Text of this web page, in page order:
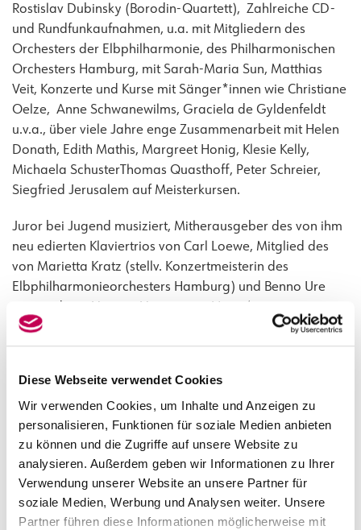
Diese Webseite verwendet Cookies
Wir verwenden Cookies, um Inhalte und Anzeigen zu
personalisieren, Funktionen für soziale Medien anbieten
zu können und die Zugriffe auf unsere Website zu
analysieren. Außerdem geben wir Informationen zu Ihrer
Verwendung unserer Website an unsere Partner für
soziale Medien, Werbung und Analysen weiter. Unsere
Partner führen diese Informationen möglicherweise mit
Rostislav Dubinsky (Borodin-Quartett), Zahlreiche CD-
und Rundfunkaufnahmen, u.a. mit Mitgliedern des
Orchesters der Elbphilharmonie, des Philharmonischen
Orchesters Hamburg, mit Sarah-Maria Sun, Matthias
Veit, Konzerte und Kurse mit Sänger*innen wie Christiane
Oelze, Anne Schwanewilms, Graciela de Gyldenfeldt
u.v.a., über viele Jahre enge Zusammenarbeit mit Helen
Donath, Edith Mathis, Margreet Honig, Klesie Kelly,
Michaela SchusterThomas Quasthoff, Peter Schreier,
Siegfried Jerusalem auf Meisterkursen.
Juror bei Jugend musiziert, Mitherausgeber des von ihm
neu edierten Klaviertrios von Carl Loewe, Mitglied des
von Marietta Kratz (stellv. Konzertmeisterin des
Elbphilharmonieorchesters Hamburg) und Benno Ure
Zusammenarbeit mit dem Sängerkomponisten Steffen
Wolf für sein pädagogisches Werk ‚der deutsche Vaccai‘
ebenfalls bei Breitkopf & Härtel.
Lebenseinstellung:Es gibt immer einen Weg
YouTube:Konzerte der Gustav Mahler Vereinigung — XVII
— „Rheinlegendchen“ (youtube.com)
Konzerte der Gustav Mahler Vereinigung — XIV — „Blicke
mir nicht in die Lieder“ (youtube.com)